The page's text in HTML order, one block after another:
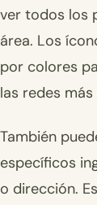
ver todos los
área. Los
por colores
las redes
También
específicos
o dirección.